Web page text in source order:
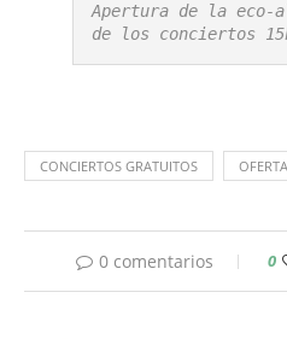
Apertura de la eco-
de los conciertos
CONCIERTOS GRATUITOS
0 comentarios 0